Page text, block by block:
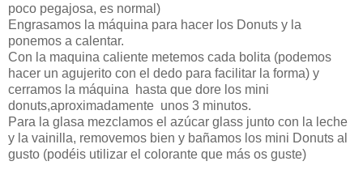
poco pegajosa, es normal)
Engrasamos la máquina para hacer los Donuts y la
ponemos a calentar.
Con la maquina caliente metemos cada bolita (podemos
hacer un agujerito con el dedo para facilitar la forma) y
cerramos la máquina hasta que dore los mini
donuts,aproximadamente unos 3 minutos.
Para la glasa mezclamos el azúcar glass junto con la leche
y la vainilla, removemos bien y bañamos los mini Donuts al
gusto (podéis utilizar el colorante que más os guste)